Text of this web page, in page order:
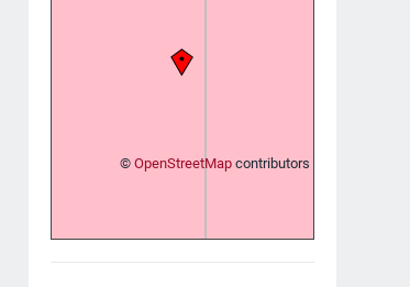
© OpenStreetMapcontributors